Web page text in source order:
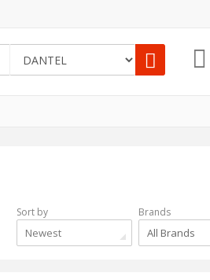
Sort by
Newest
Brands
All Brands